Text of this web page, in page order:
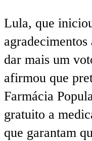
Lula, que
dar mais um
afirmou que
Farmácia
gratuito a
que garantam